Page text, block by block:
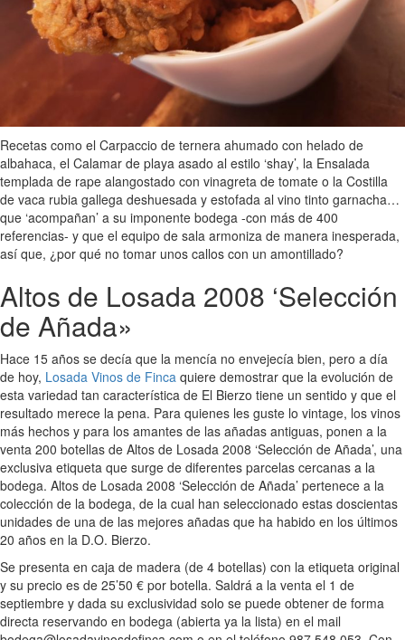
Recetas como el Carpaccio de ternera ahumado con helado de
albahaca, el Calamar de playa asado al estilo ‘shay’, la Ensalada
templada de rape alangostado con vinagreta de tomate o la Costilla
de vaca rubia gallega deshuesada y estofada al vino tinto garnacha…
que ‘acompañan’ a su imponente bodega -con más de 400
referencias- y que el equipo de sala armoniza de manera inesperada,
así que, ¿por qué no tomar unos callos con un amontillado?
Altos de Losada 2008 ‘Selección
de Añada»
Hace 15 años se decía que la mencía no envejecía bien, pero a día
de hoy, Losada Vinos de Finca quiere demostrar que la evolución de
esta variedad tan característica de El Bierzo tiene un sentido y que el
resultado merece la pena. Para quienes les guste lo vintage, los vinos
más hechos y para los amantes de las añadas antiguas, ponen a la
venta 200 botellas de Altos de Losada 2008 ‘Selección de Añada’, una
exclusiva etiqueta que surge de diferentes parcelas cercanas a la
bodega. Altos de Losada 2008 ‘Selección de Añada’ pertenece a la
colección de la bodega, de la cual han seleccionado estas doscientas
unidades de una de las mejores añadas que ha habido en los últimos
20 años en la D.O. Bierzo.
Se presenta en caja de madera (de 4 botellas) con la etiqueta original
y su precio es de 25’50 € por botella. Saldrá a la venta el 1 de
septiembre y dada su exclusividad solo se puede obtener de forma
directa reservando en bodega (abierta ya la lista) en el mail